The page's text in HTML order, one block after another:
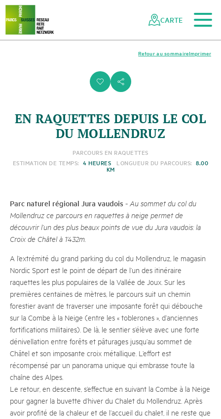
Naviguer
dans
réseau
Navigation
rapide
Vers le contenu principal
Vers la navigation mobile
Vers la recherche
Vers la zone des pieds
Vers le plan du site
CARTE
i s
Imprimer
Retour au sommaire
EN RAQUETTES DEPUIS LE COL
DU MOLLENDRUZ
PARCOURS EN RAQUETTES
ESTIMATION DE TEMPS: 4 HEURES LONGUEUR DU PARCOURS: 8.00
KM
Parc naturel régional Jura vaudois - Au sommet du col du
Mollendruz ce parcours en raquettes à neige permet de
découvrir l’un des plus beaux points de vue du Jura vaudois: la
Croix de Châtel à 1’432m.
A l’extrémité du grand parking du col du Mollendruz, le magasin
Nordic Sport est le point de départ de l’un des itinéraire
raquettes les plus populaires de la Vallée de Joux. Sur les
premières centaines de mètres, le parcours suit un chemin
forestier avant de traverser une imposante forêt qui débouche
sur la Combe à la Neige (entre les « toblerones », d’anciennes
fortifications militaires). De là, le sentier s’élève avec une forte
dénivellation entre forêts et pâturages jusqu’au sommet de
Châtel et son imposante croix métallique. L’effort est
récompensé par un panorama unique qui embrasse toute la
chaîne des Alpes.
Le retour, en descente, s’effectue en suivant la Combe à la Neige
pour gagner la buvette d’hiver du Chalet du Mollendruz. Après
avoir profité de la chaleur et de l’accueil du chalet, il ne reste que